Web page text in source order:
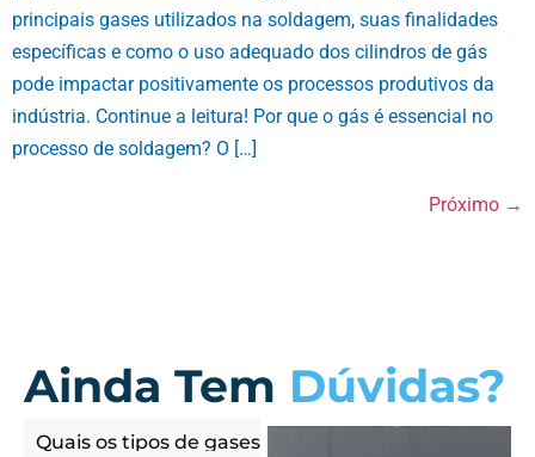
principais gases utilizados na soldagem, suas finalidades
específicas e como o uso adequado dos cilindros de gás
pode impactar positivamente os processos produtivos da
indústria. Continue a leitura! Por que o gás é essencial no
processo de soldagem? O […]
Próximo →
Ainda Tem Dúvidas?
Quais os tipos de gases